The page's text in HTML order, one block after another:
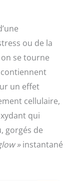
ou de la
se tourne
contiennent
un effet
cellulaire,
qui
gorgés de
»instantané